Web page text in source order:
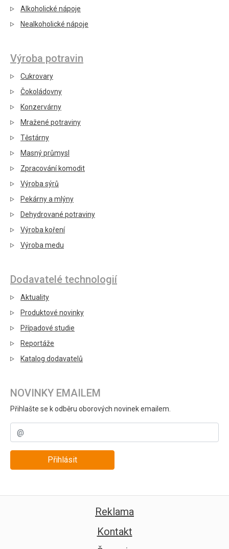
Alkoholické nápoje
Nealkoholické nápoje
Výroba potravin
Cukrovary
Čokoládovny
Konzervárny
Mražené potraviny
Těstárny
Masný průmysl
Zpracování komodit
Výroba sýrů
Pekárny a mlýny
Dehydrované potraviny
Výroba koření
Výroba medu
Dodavatelé technologií
Aktuality
Produktové novinky
Případové studie
Reportáže
Katalog dodavatelů
NOVINKY EMAILEM
Přihlašte se k odběru oborových novinek emailem.
Přihlásit
Reklama
Kontakt